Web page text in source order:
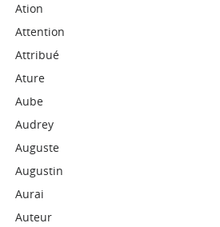
Ation
Attention
Attribué
Ature
Aube
Audrey
Auguste
Augustin
Aurai
Auteur